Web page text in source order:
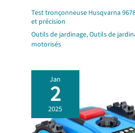
Test tronçonneuse Husqvarna
et précision
Outils de jardinage,Outils de
motorisés
Jan
2
2025